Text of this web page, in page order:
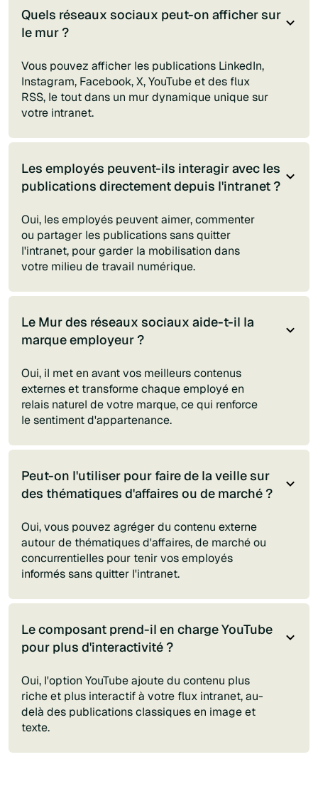
Quels réseaux sociaux peut-on afficher sur
le mur ?
Vous pouvez afficher les publications LinkedIn,
Instagram, Facebook, X, YouTube et des flux
RSS, le tout dans un mur dynamique unique sur
votre intranet.
Les employés peuvent-ils interagir avec les
publications directement depuis l'intranet ?
Oui, les employés peuvent aimer, commenter
ou partager les publications sans quitter
l'intranet, pour garder la mobilisation dans
votre milieu de travail numérique.
Le Mur des réseaux sociaux aide-t-il la
marque employeur ?
Oui, il met en avant vos meilleurs contenus
externes et transforme chaque employé en
relais naturel de votre marque, ce qui renforce
le sentiment d'appartenance.
Peut-on l'utiliser pour faire de la veille sur
des thématiques d'affaires ou de marché ?
Oui, vous pouvez agréger du contenu externe
autour de thématiques d'affaires, de marché ou
concurrentielles pour tenir vos employés
informés sans quitter l'intranet.
Le composant prend-il en charge YouTube
pour plus d'interactivité ?
Oui, l'option YouTube ajoute du contenu plus
riche et plus interactif à votre flux intranet, au-
delà des publications classiques en image et
texte.